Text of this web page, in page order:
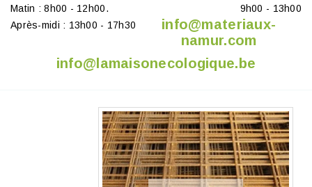
Matin : 8h00 - 12h00.
Après-midi : 13h00 - 17h30
9h00 - 13h00
info@materiaux-
namur.com
info@lamaisonecologique.be